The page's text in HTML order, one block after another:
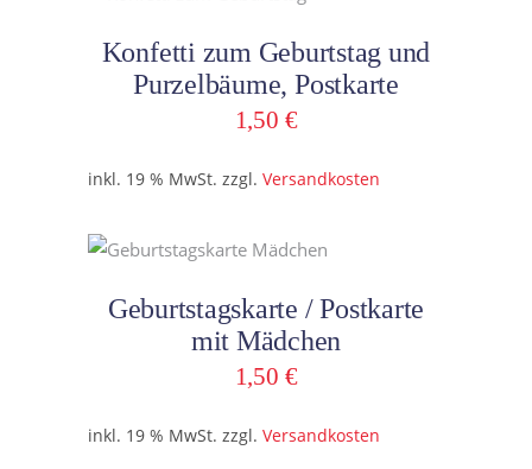
Konfetti zum Geburtstag und
Purzelbäume, Postkarte
1,50 €
inkl. 19 % MwSt. zzgl. Versandkosten
Geburtstagskarte / Postkarte
mit Mädchen
1,50 €
inkl. 19 % MwSt. zzgl. Versandkosten